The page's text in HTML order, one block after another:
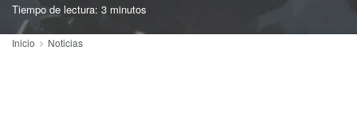
Tiempo de lectura: 3 minutos
Inicio Noticias